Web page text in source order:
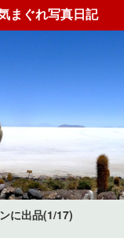
まぐれ写真日記
に出品(1/17)